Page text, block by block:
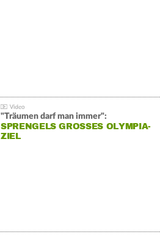
"Träumen darf man immer":
SPRENGELS GROSSES OLYMPIA-Z
IEL